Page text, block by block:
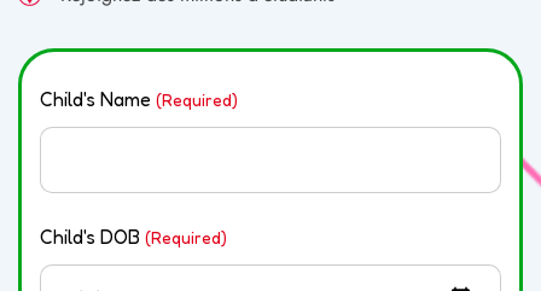
Child's Name (Required)
Child's DOB (Required)